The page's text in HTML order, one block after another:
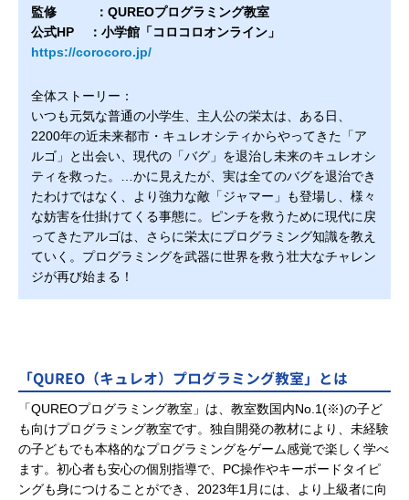
監修 ：QUREOプログラミング教室
公式HP ：小学館「コロコロオンライン」
https://corocoro.jp/
全体ストーリー：
いつも元気な普通の小学生、主人公の栄太は、ある日、
2200年の近未来都市・キュレオシティからやってきた「ア
ルゴ」と出会い、現代の「バグ」を退治し未来のキュレオシ
ティを救った。…かに見えたが、実は全てのバグを退治でき
たわけではなく、より強力な敵「ジャマー」も登場し、様々
な妨害を仕掛けてくる事態に。ピンチを救うために現代に戻
ってきたアルゴは、さらに栄太にプログラミング知識を教え
ていく。プログラミングを武器に世界を救う壮大なチャレン
ジが再び始まる！
「QUREO（キュレオ）プログラミング教室」とは
「QUREOプログラミング教室」は、教室数国内No.1(※)の子ど
も向けプログラミング教室です。独自開発の教材により、未経験
の子どもでも本格的なプログラミングをゲーム感覚で楽しく学べ
ます。初心者も安心の個別指導で、PC操作やキーボードタイピ
ングも身につけることができ、2023年1月には、より上級者に向